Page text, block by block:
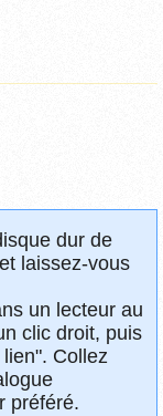
dur de
laissez-vous
un lecteur au
clic droit, puis
Collez
préféré.